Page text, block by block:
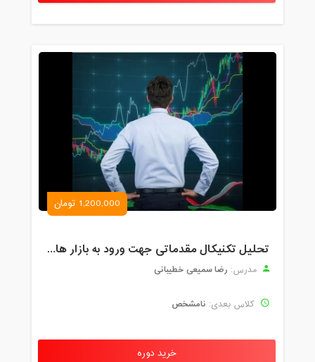
1,200,000 تومان
تحلیل تکنیکال مقدماتی جهت ورود به بازار های مالی (رمز ارز و فارکس )
مدرس: رضا سمیعی خطیبانی
کلاس بعدی: نامشخص
خرید دوره